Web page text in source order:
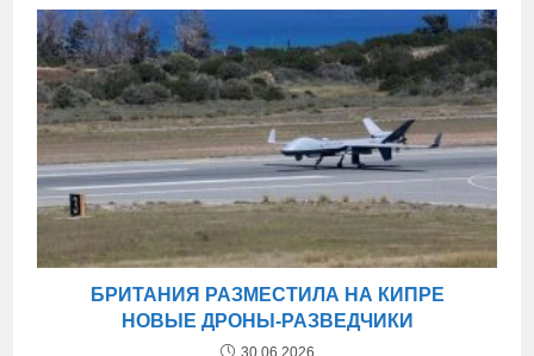
БРИТАНИЯ РАЗМЕСТИЛА НА КИПРЕ
НОВЫЕ ДРОНЫ-РАЗВЕДЧИКИ